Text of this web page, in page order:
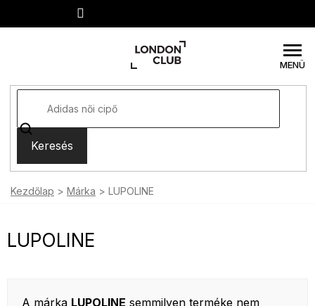
Keresés
Kezdőlap Márka LUPOLINE
LUPOLINE
A márka LUPOLINE semmilyen terméke nem